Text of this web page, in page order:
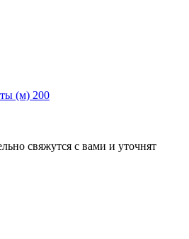
(м) 200
свяжутся с вами и уточнят